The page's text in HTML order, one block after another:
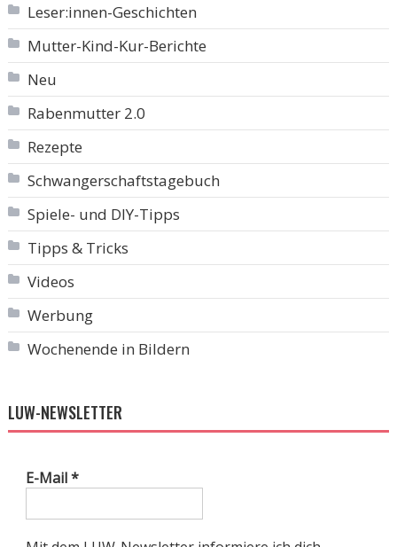
Leser:innen-Geschichten
Mutter-Kind-Kur-Berichte
Neu
Rabenmutter 2.0
Rezepte
Schwangerschaftstagebuch
Spiele- und DIY-Tipps
Tipps & Tricks
Videos
Werbung
Wochenende in Bildern
LUW-NEWSLETTER
E-Mail*